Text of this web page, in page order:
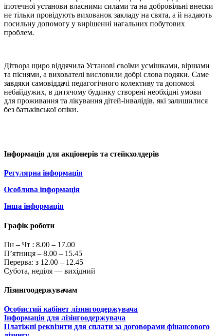
іпотечної установи власними силами та на добровільні внески
не тільки провідують вихованок закладу на свята, а й надають
посильну допомогу у вирішенні нагальних побутових
проблем.
Дітвора щиро віддячила Установі своїми усмішками, віршами
та піснями, а вихователі висловили добрі слова подяки. Саме
завдяки самовіддачі педагогічного колективу та допомозі
небайдужих, в дитячому будинку створені необхідні умови
для проживання та лікування дітей-інвалідів, які залишилися
без батьківської опіки.
Інформація для акціонерів та стейкхолдерів
Регулярна інформація
Особлива інформація
Інша інформація
Графік роботи
Пн – Чт : 8.00 – 17.00
П’ятниця – 8.00 – 15.45
Перерва: з 12.00 – 12.45
Субота, неділя — вихідний
Лізингоодержувачам
Особистий кабінет лізингоодержувача
Інформація для лізінгоодержувача
Платіжні реквізити для сплати за договорами фінансового